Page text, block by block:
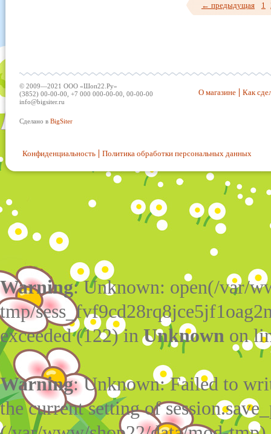
← предыдущая 1
© 2009—2021 ООО «Шоп22.Ру»
(3852) 00-00-00, +7 000 000-00-00, 00-00-00
info@bigsiter.ru
Сделано в BigSiter
О магазине Как
Конфиденциальность Политика обработки персональных данных
Warning: Unknown: open(/var/
tmp/
exceeded (122) inUnknown on
Warning: Unknown: Failed to
the current setting of